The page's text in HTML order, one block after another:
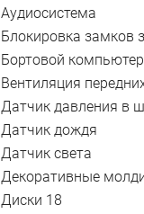
Аудиосистема
Блокировка замков
Бортовой компьютер
Вентиляция
Датчик давления в
Датчик дождя
Датчик света
Декоративные
Диски 18